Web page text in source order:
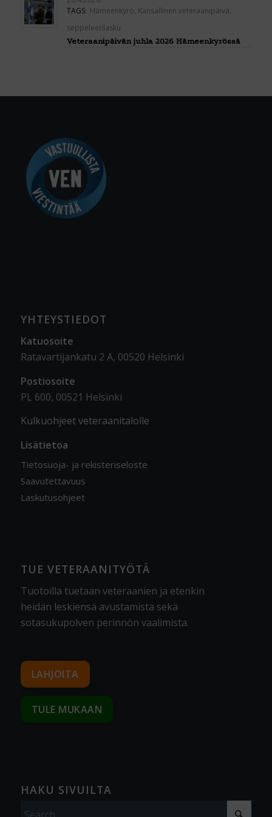
TAGS: Hämeenkyrö, Kansallinen veteraanipäivä,
seppeleenlasku
Veteraanipäivän juhla 2026 Hämeenkyrössä
YHTEYSTIEDOT
Katuosoite
Ratavartijankatu 2 A, 00520 Helsinki
Postiosoite
PL 600, 00521 Helsinki
Kulkuohjeet veteraanitalolle
Lisätietoa
Tietosuoja- ja rekisteriseloste
Saavutettavuus
Laskutusohjeet
TUE VETERAANITYÖTÄ
Tuotoilla tuetaan veteraanien ja etenkin
heidän leskiensä avustamista sekä
sotasukupolven perinnön vaalimista.
LAHJOITA
TULE MUKAAN
HAKU SIVUILTA